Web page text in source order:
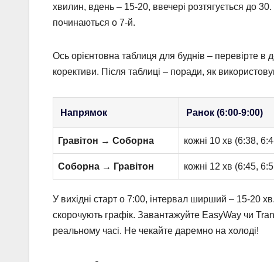
хвилин, вдень – 15-20, ввечері розтягується до
починаються о 7-й.
Ось орієнтовна таблиця для буднів – перевірте в
корективи. Після таблиці – поради, як
Напрямок Ранок (6:00-9:00)
Гравітон → Соборна кожні 10 хв (6:38,
Соборна → Гравітон кожні 12 хв (6:45,
У вихідні старт о 7:00, інтервал ширший – 15-20
скорочують графік. Завантажуйте EasyWay чи
реальному часі. Не чекайте даремно на холоді!